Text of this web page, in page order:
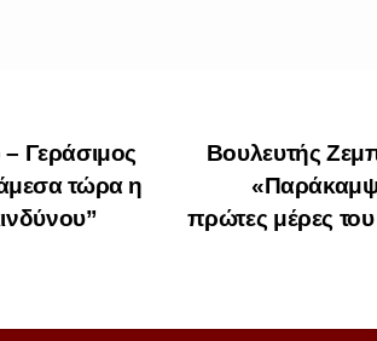
Βουλευτής
πρώτες μέρες
– Γεράσιμος
τώρα η